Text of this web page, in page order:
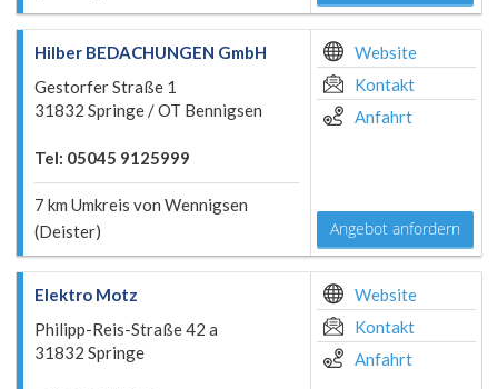
Hilber BEDACHUNGEN GmbH
Gestorfer Straße 1
31832 Springe / OT Bennigsen
Tel: 05045 9125999
7 km Umkreis von Wennigsen
(Deister)
Website
Kontakt
Anfahrt
Angebot anfordern
Elektro Motz
Philipp-Reis-Straße 42 a
31832 Springe
Website
Kontakt
Anfahrt